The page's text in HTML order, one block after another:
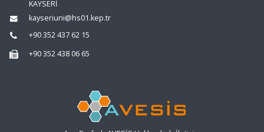
KAYSERİ
kayseriuni@hs01.kep.tr
+90 352 437 62 15
+90 352 438 06 65